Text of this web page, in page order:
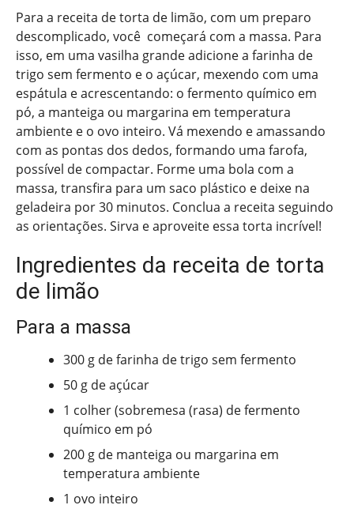
Para a receita de torta de limão, com um preparo
descomplicado, você começará com a massa. Para
isso, em uma vasilha grande adicione a farinha de
trigo sem fermento e o açúcar, mexendo com uma
espátula e acrescentando: o fermento químico em
pó, a manteiga ou margarina em temperatura
ambiente e o ovo inteiro. Vá mexendo e amassando
com as pontas dos dedos, formando uma farofa,
possível de compactar. Forme uma bola com a
massa, transfira para um saco plástico e deixe na
geladeira por 30 minutos. Conclua a receita seguindo
as orientações. Sirva e aproveite essa torta incrível!
Ingredientes da receita de torta
de limão
Para a massa
300 g de farinha de trigo sem fermento
50 g de açúcar
1 colher (sobremesa (rasa) de fermento
químico em pó
200 g de manteiga ou margarina em
temperatura ambiente
1 ovo inteiro